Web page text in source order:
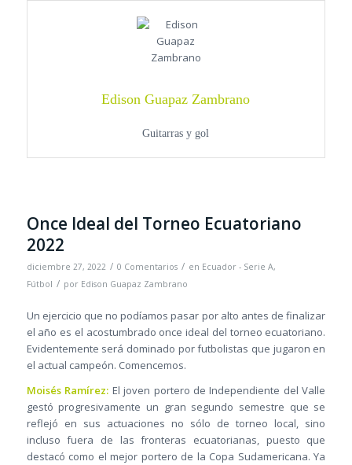
Edison Guapaz Zambrano
Guitarras y gol
Once Ideal del Torneo Ecuatoriano
2022
diciembre 27, 2022 / 0 Comentarios / en Ecuador - Serie A,
Fútbol / por Edison Guapaz Zambrano
Un ejercicio que no podíamos pasar por alto antes de finalizar
el año es el acostumbrado once ideal del torneo ecuatoriano.
Evidentemente será dominado por futbolistas que jugaron en
el actual campeón. Comencemos.
Moisés Ramírez: El joven portero de Independiente del Valle
gestó progresivamente un gran segundo semestre que se
reflejó en sus actuaciones no sólo de torneo local, sino
incluso fuera de las fronteras ecuatorianas, puesto que
destacó como el mejor portero de la Copa Sudamericana. Ya